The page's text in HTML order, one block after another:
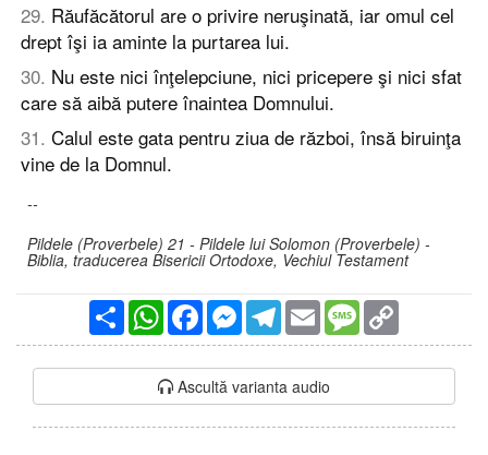
29. Răufăcătorul are o privire neruşinată, iar omul cel
drept îşi ia aminte la purtarea lui.
30. Nu este nici înţelepciune, nici pricepere şi nici sfat
care să aibă putere înaintea Domnului.
31. Calul este gata pentru ziua de război, însă biruinţa
vine de la Domnul.
--
Pildele (Proverbele) 21 - Pildele lui Solomon (Proverbele) -
Biblia, traducerea Bisericii Ortodoxe, Vechiul Testament
PartajareWhatsAppFacebookMessengerTelegram
Email Message
Ascultă varianta audio